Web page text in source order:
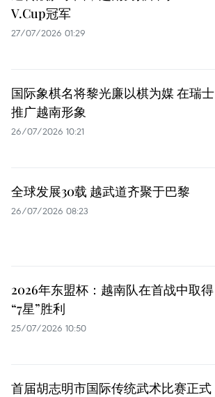
V.Cup冠军
27/07/2026 01:29
国际象棋名将黎光廉以棋为媒 在瑞士
推广越南形象
26/07/2026 10:21
全球发展30载 越武道齐聚于巴黎
26/07/2026 08:23
2026年东盟杯：越南队在首战中取得
“7星”胜利
25/07/2026 10:50
首届胡志明市国际传统武术比赛正式